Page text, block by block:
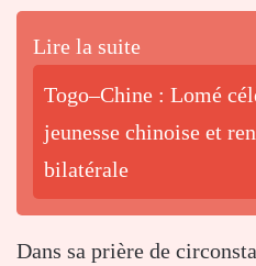
Lire la suite
Togo–Chine : Lomé
jeunesse chinoise et
bilatérale
Dans sa prière de